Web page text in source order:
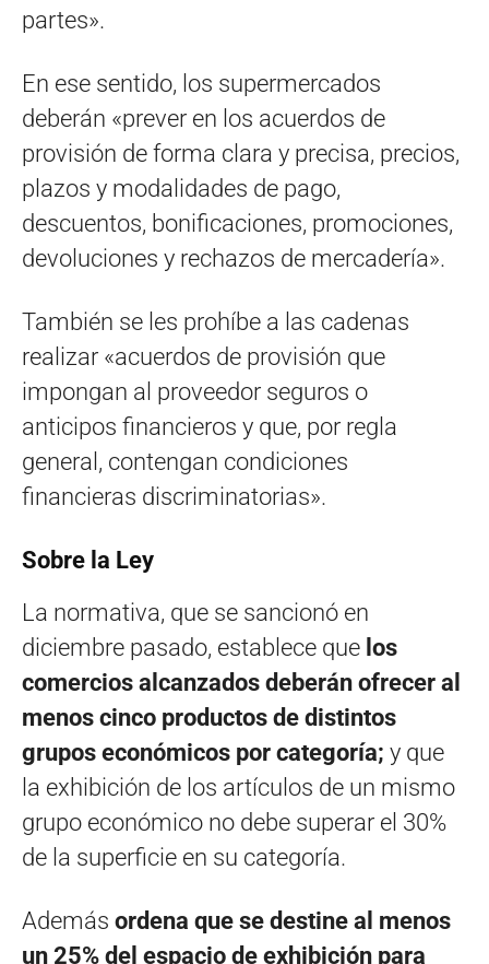
partes».
En ese sentido, los supermercados
deberán «prever en los acuerdos de
provisión de forma clara y precisa, precios,
plazos y modalidades de pago,
descuentos, bonificaciones, promociones,
devoluciones y rechazos de mercadería».
También se les prohíbe a las cadenas
realizar «acuerdos de provisión que
impongan al proveedor seguros o
anticipos financieros y que, por regla
general, contengan condiciones
financieras discriminatorias».
Sobre la Ley
La normativa, que se sancionó en
diciembre pasado, establece que los
comercios alcanzados deberán ofrecer al
menos cinco productos de distintos
grupos económicos por categoría; y que
la exhibición de los artículos de un mismo
grupo económico no debe superar el 30%
de la superficie en su categoría.
Además ordena que se destine al menos
un 25% del espacio de exhibición para